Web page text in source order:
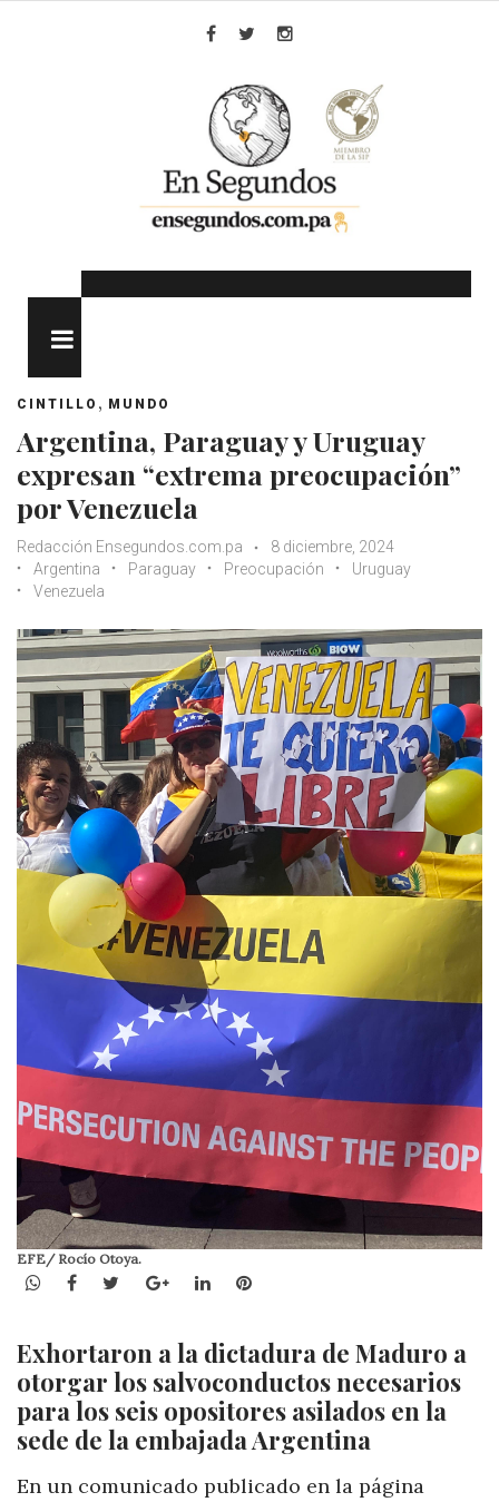
CINTILLO , MUNDO
Argentina, Paraguay y Uruguay
expresan “extrema preocupación”
por Venezuela
Redacción Ensegundos.com.pa
8 diciembre, 2024
Argentina
Paraguay Preocupación
Uruguay
Venezuela
EFE/ Rocío Otoya.
WhatsApp
Facebook
TwitterGoogle+LinkedInPinterest
Exhortaron a la dictadura de Maduro a
otorgar los salvoconductos necesarios
para los seis opositores asilados en la
sede de la embajada Argentina
En un comunicado publicado en la página